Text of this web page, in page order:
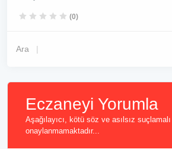
(0)
Ara
Eczaneyi Yorumla
Aşağılayıcı, kötü söz ve asılsız
onaylanmamaktadır...